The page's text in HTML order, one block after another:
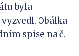
byla
Obálka
spise na č.